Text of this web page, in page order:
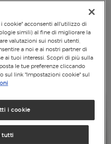
cookie" acconsenti all'utilizzo di
simili) al fine di migliorare la
valutazioni sui nostri utenti,
a noi e ai nostri partner di
ai tuoi interessi. Scopri di più sulla
le tue preferenze cliccando
sul link "Impostazioni cookie" sul
tutti
i cookie